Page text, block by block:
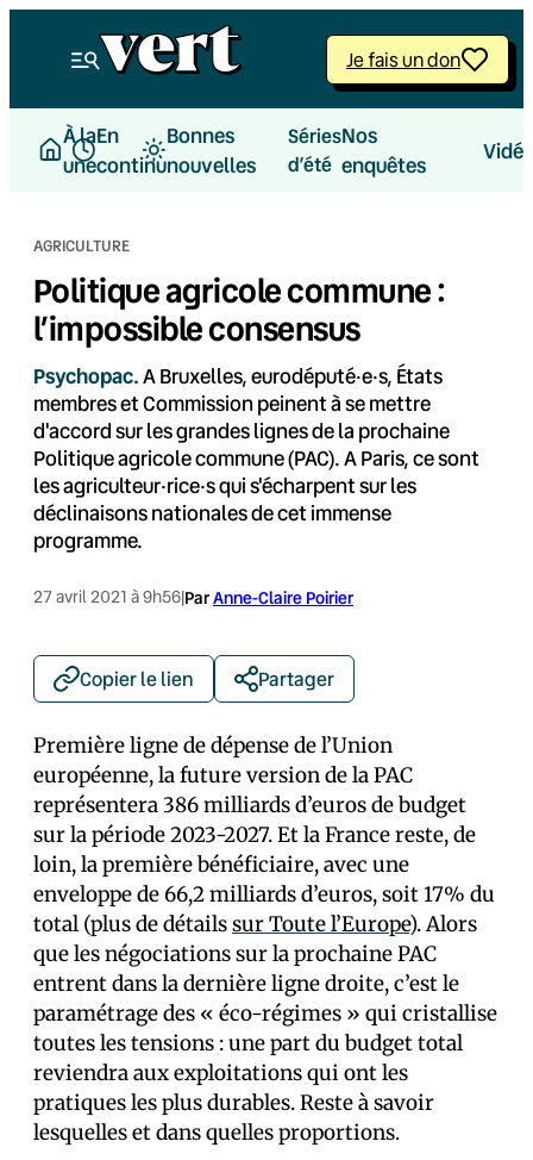
Je fais un don
À la
une
En
continu
Bonnes
nouvelles
Séries
d’été
Nos
enquêtes
AGRICULTURE
Politique agricole commune :
l’impossible consensus
Psychopac.A Bruxelles, eurodéputé·e·s, États
membres et Commission peinent à se mettre
d'accord sur les grandes lignes de la prochaine
Politique agricole commune (PAC). A Paris, ce sont
les agriculteur·rice·s qui s'écharpent sur les
déclinaisons nationales de cet immense
programme.
27 avril 2021 à 9h56|ParAnne-Claire Poirier
Copier le lien Partager
Première ligne de dépense de l’Union
européenne, la future version de la PAC
représentera 386 milliards d’euros de budget
sur la période 2023-2027. Et la France reste, de
loin, la première bénéficiaire, avec une
enveloppe de 66,2 milliards d’euros, soit 17% du
total (plus de détailssur Toute l’Europe). Alors
que les négociations sur la prochaine PAC
entrent dans la dernière ligne droite, c’est le
paramétrage des « éco-régimes » qui cristallise
toutes les tensions : une part du budget total
reviendra aux exploitations qui ont les
pratiques les plus durables. Reste à savoir
lesquelles et dans quelles proportions.